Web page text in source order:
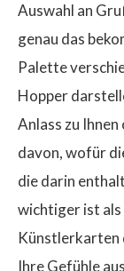
Auswahl an
genau das
Palette
Hopper
Anlass zu
davon, wofür
die darin
wichtiger ist als
Künstlerkarten
Ihre Gefühle